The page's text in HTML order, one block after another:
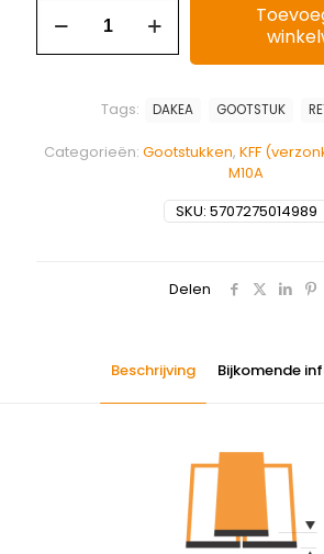
SKU: 5707275014989
Categorieën: Gootstukken, KFF
M10A
Tags: DAKEA GOOTSTUK
Delen
Beschrijving Bijkomende